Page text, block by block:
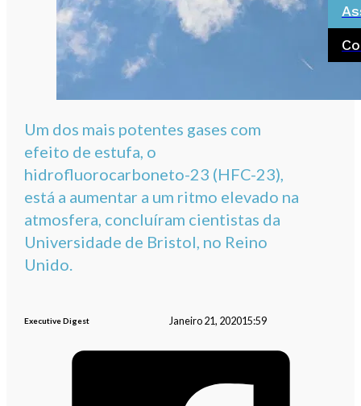
Um dos mais potentes gases com
efeito de estufa, o
hidrofluorocarboneto-23 (HFC-23),
está a aumentar a um ritmo elevado na
atmosfera, concluíram cientistas da
Universidade de Bristol, no Reino
Unido.
Executive Digest Janeiro 21, 202015:59